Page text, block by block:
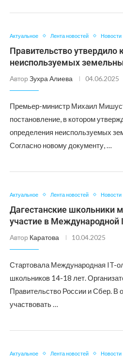
Актуальное Лента новостей Новости
Правительство утвердило
неиспользуемых
Автор Зухра Алиева 04.06.2025
Премьер-министр Михаил
постановление, в котором
определения неиспользуемых
Согласно новому документу, …
Актуальное Лента новостей Новости
Дагестанские школьники
участие в Международной
Автор Каратова 10.04.2025
Стартовала Международная IT-
школьников 14-18 лет.
Правительство России и Сбер. В
участвовать …
Актуальное Лента новостей Новости